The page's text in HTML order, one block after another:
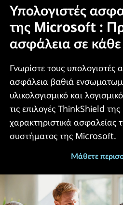
Υπολογιστές
της Microsoft :
ασφάλεια σε
Γνωρίστε τους
ασφάλεια βαθιά
υλικολογισμικό και
τις επιλογές ThinkShield
χαρακτηριστικά ασφαλείας
συστήματος της Microsoft.
Μάθετε